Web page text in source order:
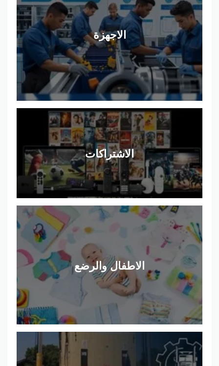
الاجهزة
الاشتراكات
الاطفال والرضع